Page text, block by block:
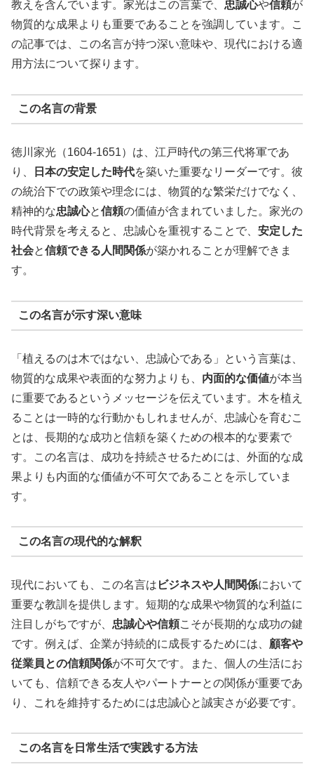
教えを含んでいます。家光はこの言葉で、 忠誠心や信頼が
物質的な成果よりも重要であることを強調しています。こ
の記事では、この名言が持つ深い意味や、現代における適
用方法について探ります。
この名言の背景
徳川家光（1604-1651）は、江戸時代の第三代将軍であ
り、
日本の安定した時代を築いた重要なリーダーです。彼
の統治下での政策や理念には、物質的な繁栄だけでなく、
精神的な忠誠心と信頼の価値が含まれていました。家光の
時代背景を考えると、忠誠心を重視することで、 安定した
社会と信頼できる人間関係が築かれることが理解できま
す。
この名言が示す深い意味
「植えるのは木ではない、忠誠心である」という言葉は、
物質的な成果や表面的な努力よりも、 内面的な価値が本当
に重要であるというメッセージを伝えています。木を植え
ることは一時的な行動かもしれませんが、忠誠心を育むこ
とは、長期的な成功と信頼を築くための根本的な要素で
す。この名言は、成功を持続させるためには、外面的な成
果よりも内面的な価値が不可欠であることを示していま
す。
この名言の現代的な解釈
現代においても、この名言は ビジネスや人間関係において
重要な教訓を提供します。短期的な成果や物質的な利益に
注目しがちですが、 忠誠心や信頼こそが長期的な成功の鍵
です。例えば、企業が持続的に成長するためには、 顧客や
従業員との信頼関係が不可欠です。また、個人の生活にお
いても、信頼できる友人やパートナーとの関係が重要であ
り、これを維持するためには忠誠心と誠実さが必要です。
この名言を日常生活で実践する方法